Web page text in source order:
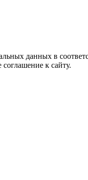
данных в
к сайту.